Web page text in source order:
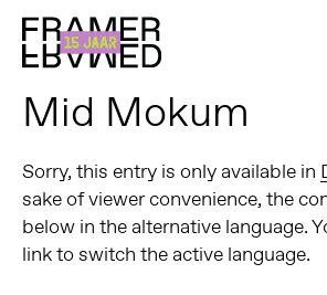
Mid Mokum
Sorry, this entry is only available in
sake of viewer convenience, the
below in the alternative language.
link to switch the active language.